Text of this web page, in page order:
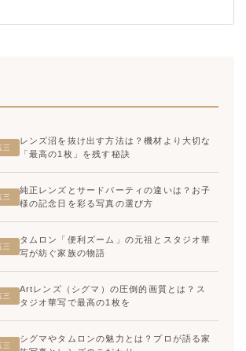
三
レンズ沼を抜け出す方法は？機材より大切な
「最高の1枚」を残す秘訣
三
純正レンズとサードパーティの違いは？お子
様の記念日を彩る写真の選び方
三
タムロン「便利ズーム」の元祖とスタジオ華
写が紡ぐ家族の物語
三
Artレンズ（シグマ）の圧倒的画質とは？ス
タジオ華写で最高の1枚を
三
シグマやタムロンの魅力とは？プロが語る家